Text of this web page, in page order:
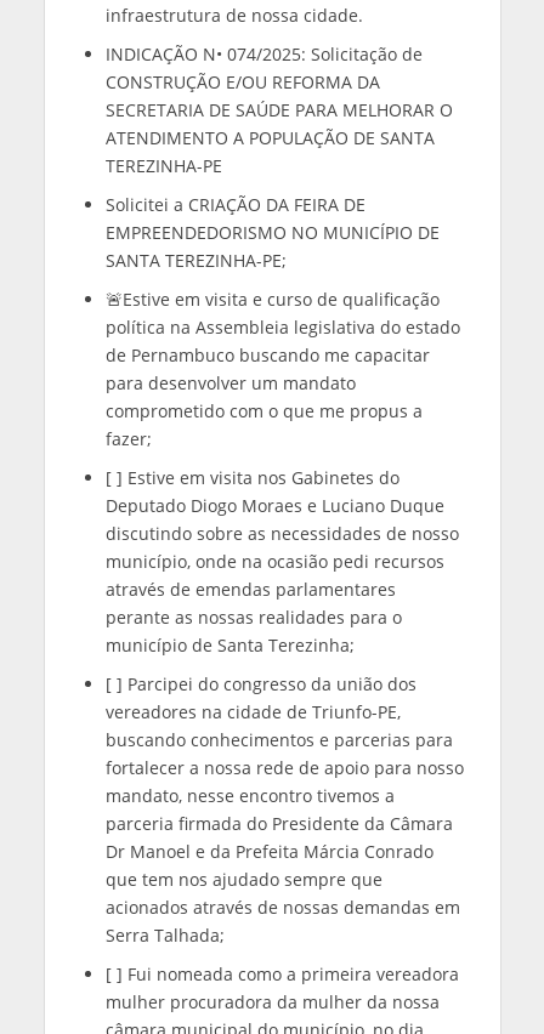
infraestrutura de nossa cidade.
INDICAÇÃO N• 074/2025: Solicitação de
CONSTRUÇÃO E/OU REFORMA DA
SECRETARIA DE SAÚDE PARA MELHORAR O
ATENDIMENTO A POPULAÇÃO DE SANTA
TEREZINHA-PE
Solicitei a CRIAÇÃO DA FEIRA DE
EMPREENDEDORISMO NO MUNICÍPIO DE
SANTA TEREZINHA-PE;
🚨Estive em visita e curso de qualificação
política na Assembleia legislativa do estado
de Pernambuco buscando me capacitar
para desenvolver um mandato
comprometido com o que me propus a
fazer;
[ ] Estive em visita nos Gabinetes do
Deputado Diogo Moraes e Luciano Duque
discutindo sobre as necessidades de nosso
município, onde na ocasião pedi recursos
através de emendas parlamentares
perante as nossas realidades para o
município de Santa Terezinha;
[ ] Parcipei do congresso da união dos
vereadores na cidade de Triunfo-PE,
buscando conhecimentos e parcerias para
fortalecer a nossa rede de apoio para nosso
mandato, nesse encontro tivemos a
parceria firmada do Presidente da Câmara
Dr Manoel e da Prefeita Márcia Conrado
que tem nos ajudado sempre que
acionados através de nossas demandas em
Serra Talhada;
[ ] Fui nomeada como a primeira vereadora
mulher procuradora da mulher da nossa
câmara municipal do município, no dia